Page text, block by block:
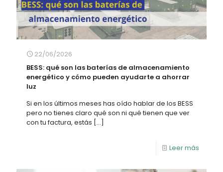
22/06/2026
BESS: qué son las baterías de almacenamiento
energético y cómo pueden ayudarte a ahorrar
luz
Si en los últimos meses has oído hablar de los BESS
pero no tienes claro qué son ni qué tienen que ver
con tu factura, estás […]
Leer más